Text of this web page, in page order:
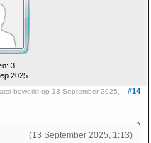
3
2025
#14
bewerkt op 13 September 2025,
(13 September 2025, 1:13)